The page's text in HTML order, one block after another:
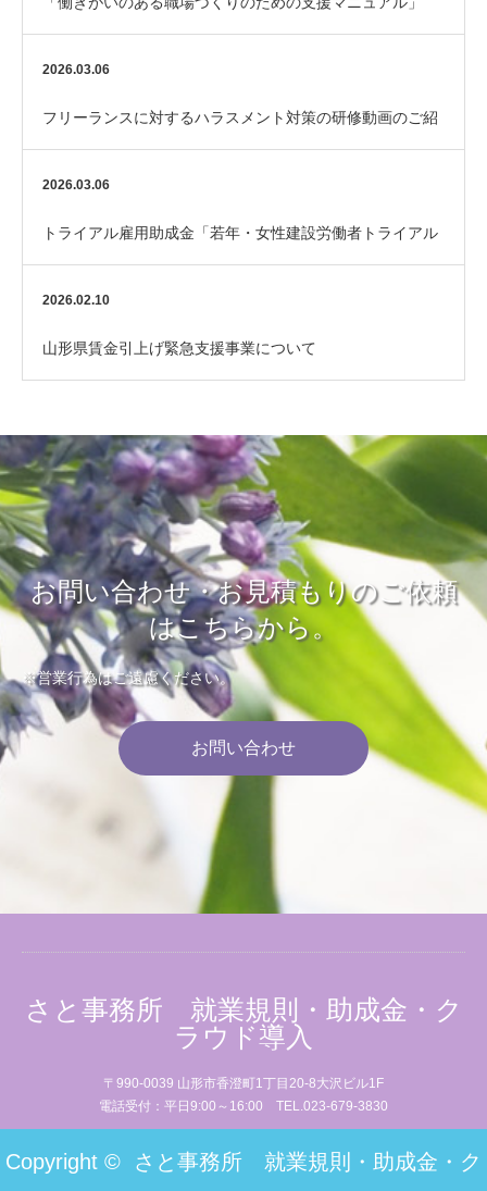
（厚生労働省）
2026.03.06
フリーランスに対するハラスメント対策の研修動画のご紹
介
2026.03.06
トライアル雇用助成金「若年・女性建設労働者トライアル
コース」のご案内
2026.02.10
山形県賃金引上げ緊急支援事業について
お問い合わせ・お見積もりのご依頼
はこちらから。
※営業行為はご遠慮ください。
お問い合わせ
さと事務所 就業規則・助成金・ク
ラウド導入
〒990-0039 山形市香澄町1丁目20-8大沢ビル1F
電話受付：平日9:00～16:00 TEL.023-679-3830
Copyright © さと事務所 就業規則・助成金・ク